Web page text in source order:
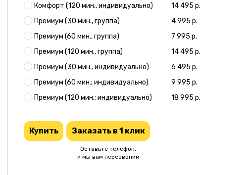
Комфорт (120 мин., индивидуально)
14 495 р.
Премиум (30 мин., группа)
4 995 р.
Премиум (60 мин., группа)
7 995 р.
Премиум (120 мин., группа)
14 495 р.
Премиум (30 мин.; индивидуально)
6 495 р.
Премиум (60 мин.; индивидуально)
9 995 р.
Премиум (120 мин.; индивидуально)
18 995 р.
Купить Заказать в 1 клик
Оставьте телефон,
и мы вам перезвоним